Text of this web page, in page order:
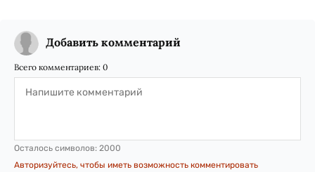
Добавить комментарий
Всего комментариев: 0
Осталось символов: 2000
Авторизуйтесь, чтобы иметь возможность комментировать